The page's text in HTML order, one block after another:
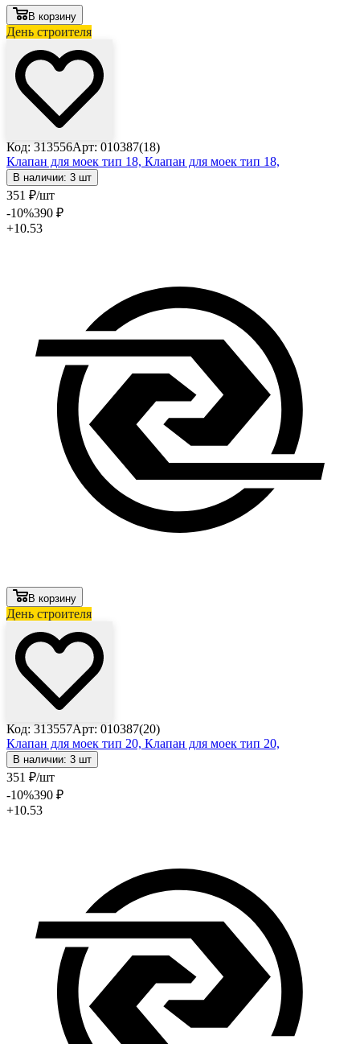
В корзину
День строителя
Код: 313556Арт: 010387(18)
Клапан для моек тип 18, Клапан для моек тип 18,
В наличии: 3 шт
351 ₽/шт
-10%390 ₽
+10.53
В корзину
День строителя
Код: 313557Арт: 010387(20)
Клапан для моек тип 20, Клапан для моек тип 20,
В наличии: 3 шт
351 ₽/шт
-10%390 ₽
+10.53